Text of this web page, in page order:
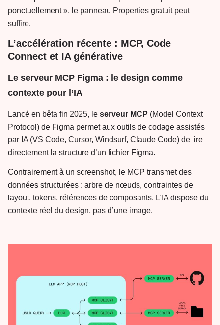
ponctuellement », le panneau Properties gratuit peut
suffire.
L’accélération récente : MCP, Code
Connect et IA générative
Le serveur MCP Figma : le design comme
contexte pour l’IA
Lancé en bêta fin 2025, le serveur MCP (Model Context
Protocol) de Figma permet aux outils de codage assistés
par IA (VS Code, Cursor, Windsurf, Claude Code) de lire
directement la structure d’un fichier Figma.
Contrairement à un screenshot, le MCP transmet des
données structurées : arbre de nœuds, contraintes de
layout, tokens, références de composants. L’IA dispose du
contexte réel du design, pas d’une image.